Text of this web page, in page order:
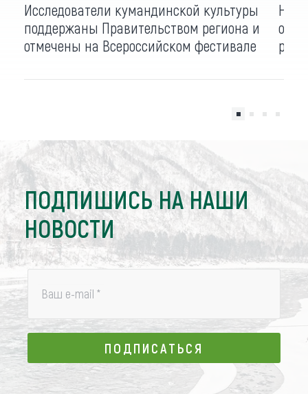
Исследователи кумандинской культуры
поддержаны Правительством региона и
отмечены на Всероссийском фестивале
ПОДПИШИСЬ НА НАШИ
НОВОСТИ
Ваш e-mail *
ПОДПИСАТЬСЯ
ПОДПИСАТЬСЯ